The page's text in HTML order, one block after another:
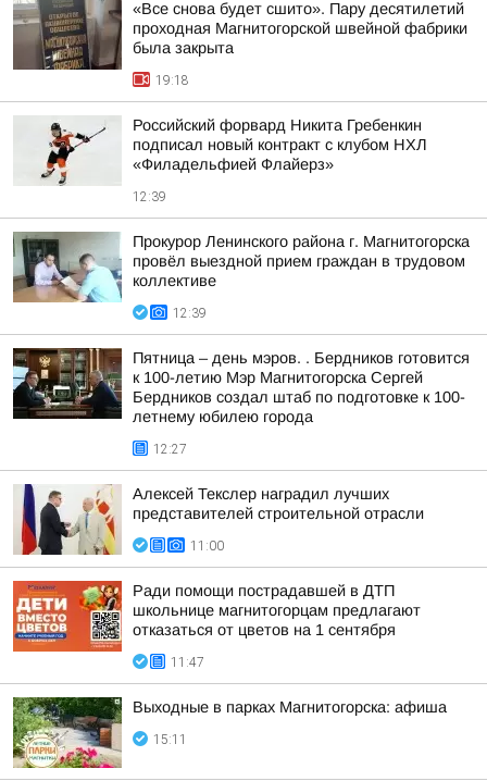
«Все снова будет сшито». Пару десятилетий
проходная Магнитогорской швейной фабрики
была закрыта
19:18
Российский форвард Никита Гребенкин
подписал новый контракт с клубом НХЛ
«Филадельфией Флайерз»
12:39
Прокурор Ленинского района г. Магнитогорска
провёл выездной прием граждан в трудовом
коллективе
12:39
Пятница – день мэров. . Бердников готовится
к 100-летию Мэр Магнитогорска Сергей
Бердников создал штаб по подготовке к 100-
летнему юбилею города
12:27
Алексей Текслер наградил лучших
представителей строительной отрасли
11:00
Ради помощи пострадавшей в ДТП
школьнице магнитогорцам предлагают
отказаться от цветов на 1 сентября
11:47
Выходные в парках Магнитогорска: афиша
15:11